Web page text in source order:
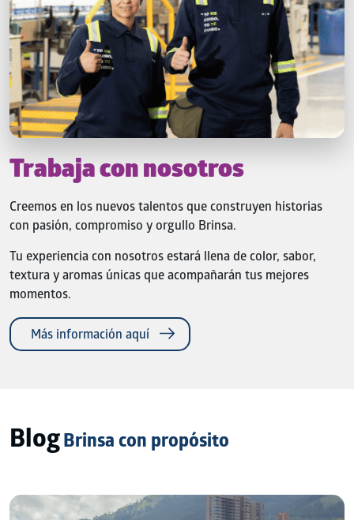
Trabaja con nosotros
Creemos en los nuevos talentos que construyen historias
con pasión, compromiso y orgullo Brinsa.
Tu experiencia con nosotros estará llena de color, sabor,
textura y aromas únicas que acompañarán tus mejores
momentos.
Más información aquí
BlogBrinsa con propósito